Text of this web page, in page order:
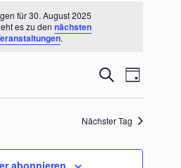
für 30. August 2025
es zu dennächsten
.
Veranstaltungen
Suche
und
Navigation
Suche
Ansichten-
Navigation
Tag
Nächster Tag